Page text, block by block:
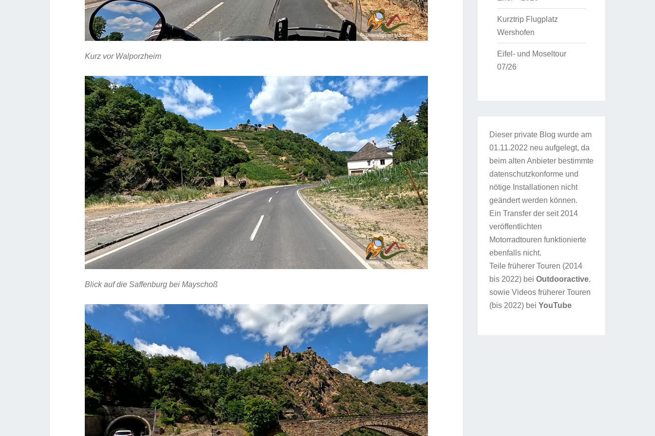
Kurz vor Walporzheim
Blick auf die Saffenburg bei Mayschoß
Kurztrip Flugplatz
Wershofen
Eifel- und Moseltour
07/26
Dieser private Blog wurde am
01.11.2022 neu aufgelegt, da
beim alten Anbieter bestimmte
datenschutzkonforme und
nötige Installationen nicht
geändert werden können.
Ein Transfer der seit 2014
veröffentlichten
Motorradtouren funktionierte
ebenfalls nicht.
Teile früherer Touren (2014
bis 2022) bei Outdooractive,
sowie Videos früherer Touren
(bis 2022) bei YouTube